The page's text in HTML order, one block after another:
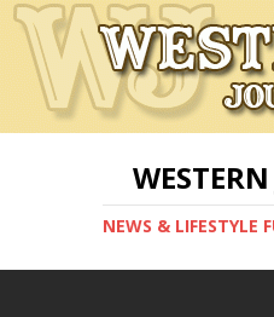
NEWS & LIFESTYLE